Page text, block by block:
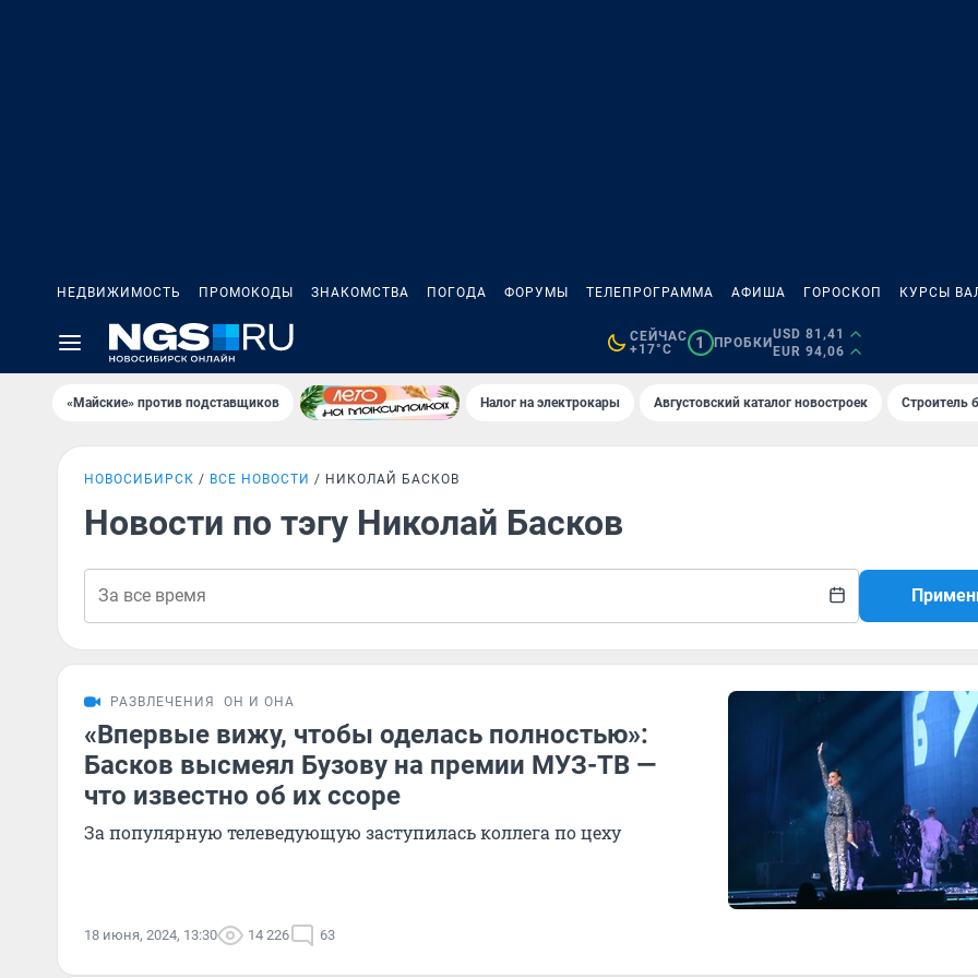
НЕДВИЖИМОСТЬ ПРОМОКОДЫ ЗНАКОМСТВА ПОГОДА ФОРУМЫ ТЕЛЕПРОГРАММА АФИША ГОРОСКОП КУРСЫ
СЕЙЧАС
+17°C
1 ПРОБКИ
USD 81,41
EUR 94,06
«Майские» против подставщиков Налог на электрокары Августовский каталог новостроек Строитель
НОВОСИБИРСК ВСЕ НОВОСТИ НИКОЛАЙ БАСКОВ
Новости по тэгу Николай Басков
РАЗВЛЕЧЕНИЯ ОН И ОНА
«Впервые вижу, чтобы оделась полностью»:
Басков высмеял Бузову на премии МУЗ-ТВ —
что известно об их ссоре
За популярную телеведующую заступилась коллега по цеху
18 июня, 2024, 13:30 14 226 63